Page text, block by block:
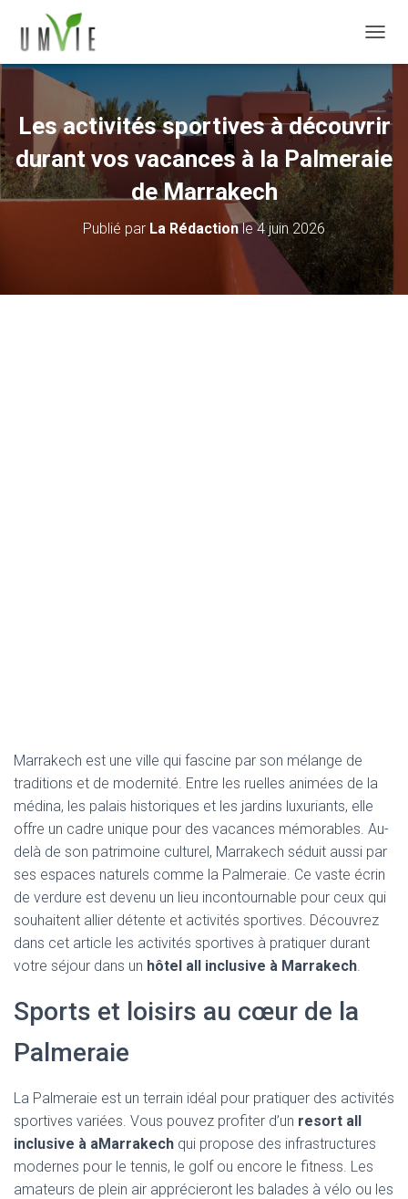
Les activités sportives à découvrir
durant vos vacances à la Palmeraie
de Marrakech
Publié par La Rédactionle4 juin 2026
Marrakech est une ville qui fascine par son mélange de
traditions et de modernité. Entre les ruelles animées de la
médina, les palais historiques et les jardins luxuriants, elle
offre un cadre unique pour des vacances mémorables. Au-
delà de son patrimoine culturel, Marrakech séduit aussi par
ses espaces naturels comme la Palmeraie. Ce vaste écrin
de verdure est devenu un lieu incontournable pour ceux qui
souhaitent allier détente et activités sportives. Découvrez
dans cet article les activités sportives à pratiquer durant
votre séjour dans un hôtel all inclusive à Marrakech.
Sports et loisirs au cœur de la
Palmeraie
La Palmeraie est un terrain idéal pour pratiquer des activités
sportives variées. Vous pouvez profiter d’un resort all
inclusive à aMarrakech qui propose des infrastructures
modernes pour le tennis, le golf ou encore le fitness. Les
amateurs de plein air apprécieront les balades à vélo ou les